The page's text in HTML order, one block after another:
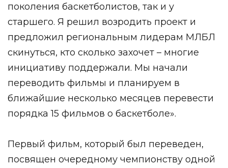
поколения баскетболистов, так и у
старшего. Я решил возродить проект и
предложил региональным лидерам МЛБЛ
скинуться, кто сколько захочет – многие
инициативу поддержали. Мы начали
переводить фильмы и планируем в
ближайшие несколько месяцев перевести
порядка 15 фильмов о баскетболе».
Первый фильм, который был переведен,
посвящен очередному чемпионству одной